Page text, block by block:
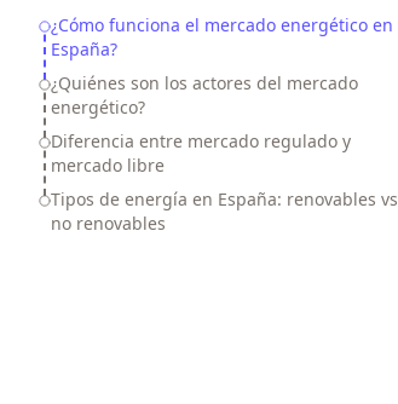
Table of Contents
¿Cómo funciona el mercado energético en
España?
¿Quiénes son los actores del mercado
energético?
Diferencia entre mercado regulado y
mercado libre
Tipos de energía en España: renovables vs
no renovables